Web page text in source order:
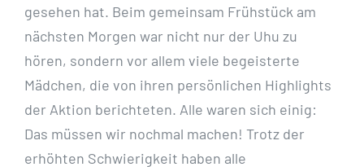
gesehen hat. Beim gemeinsam Frühstück am
nächsten Morgen war nicht nur der Uhu zu
hören, sondern vor allem viele begeisterte
Mädchen, die von ihren persönlichen Highlights
der Aktion berichteten. Alle waren sich einig:
Das müssen wir nochmal machen! Trotz der
erhöhten Schwierigkeit haben alle